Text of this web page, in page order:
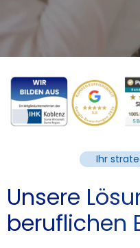
Ihr
Unsere
beruflichen